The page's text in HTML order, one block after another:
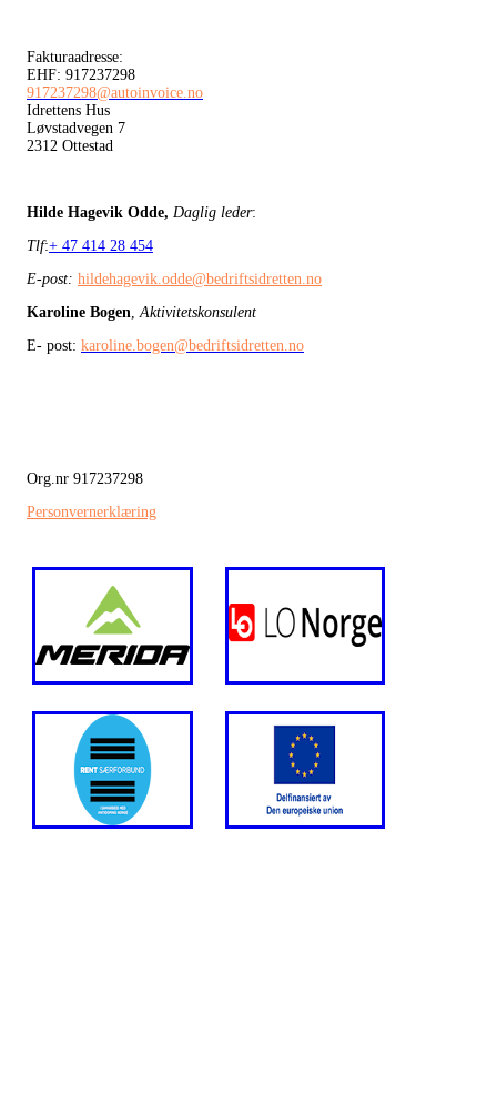
Fakturaadresse:
EHF: 917237298
917237298@autoinvoice.no
Idrettens Hus
Løvstadvegen 7
2312 Ottestad
Hilde Hagevik Odde, Daglig leder:
Tlf:+ 47 414 28 454
E-post: hildehagevik.odde@bedriftsidretten.no
Karoline Bogen Aktivitetskonsulent
E- post: karoline.bogen@bedriftsidretten.no
Org.nr 917237298
Personvernerklæring